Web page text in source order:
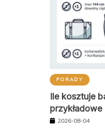
PORADY
Ile kosztuje
przykładowe
2026-08-04